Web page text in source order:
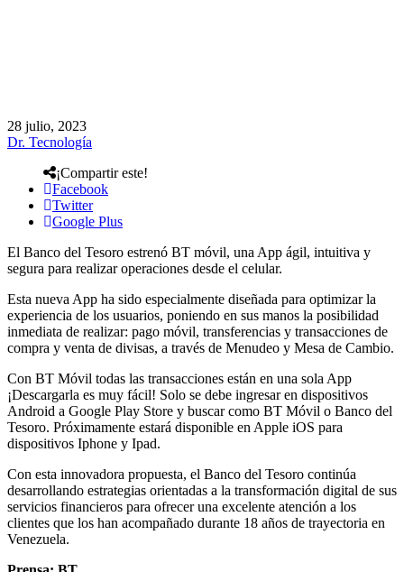
28 julio, 2023
Dr. Tecnología
¡Compartir este!
Facebook
Twitter
Google Plus
El Banco del Tesoro estrenó BT móvil, una App ágil, intuitiva y
segura para realizar operaciones desde el celular.
Esta nueva App ha sido especialmente diseñada para optimizar la
experiencia de los usuarios, poniendo en sus manos la posibilidad
inmediata de realizar: pago móvil, transferencias y transacciones de
compra y venta de divisas, a través de Menudeo y Mesa de Cambio.
Con BT Móvil todas las transacciones están en una sola App
¡Descargarla es muy fácil! Solo se debe ingresar en dispositivos
Android a Google Play Store y buscar como BT Móvil o Banco del
Tesoro. Próximamente estará disponible en Apple iOS para
dispositivos Iphone y Ipad.
Con esta innovadora propuesta, el Banco del Tesoro continúa
desarrollando estrategias orientadas a la transformación digital de sus
servicios financieros para ofrecer una excelente atención a los
clientes que los han acompañado durante 18 años de trayectoria en
Venezuela.